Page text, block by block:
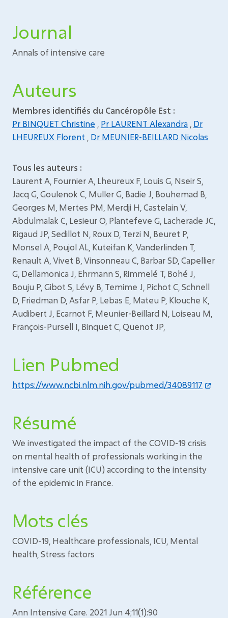
Journal
Annals of intensive care
Auteurs
Membres identifiés du Cancéropôle Est :
Pr BINQUET Christine
Pr LAURENT Alexandra Dr
LHEUREUX Florent
Dr MEUNIER-BEILLARD Nicolas
Tous les auteurs :
Laurent A, Fournier A, Lheureux F, Louis G, Nseir S,
Jacq G, Goulenok C, Muller G, Badie J, Bouhemad B,
Georges M, Mertes PM, Merdji H, Castelain V,
Abdulmalak C, Lesieur O, Plantefeve G, Lacherade JC,
Rigaud JP, Sedillot N, Roux D, Terzi N, Beuret P,
Monsel A, Poujol AL, Kuteifan K, Vanderlinden T,
Renault A, Vivet B, Vinsonneau C, Barbar SD, Capellier
G, Dellamonica J, Ehrmann S, Rimmelé T, Bohé J,
Bouju P, Gibot S, Lévy B, Temime J, Pichot C, Schnell
D, Friedman D, Asfar P, Lebas E, Mateu P, Klouche K,
Audibert J, Ecarnot F, Meunier-Beillard N, Loiseau M,
François-Pursell I, Binquet C, Quenot JP,
Lien Pubmed
https://www.ncbi.nlm.nih.gov/pubmed/34089117
Résumé
We investigated the impact of the COVID-19 crisis
on mental health of professionals working in the
intensive care unit (ICU) according to the intensity
of the epidemic in France.
Mots clés
COVID-19, Healthcare professionals, ICU, Mental
health, Stress factors
Référence
Ann Intensive Care. 2021 Jun 4;11(1):90